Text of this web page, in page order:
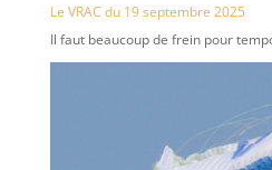
Le VRAC du 19 septembre 2025
Il faut beaucoup de frein pour